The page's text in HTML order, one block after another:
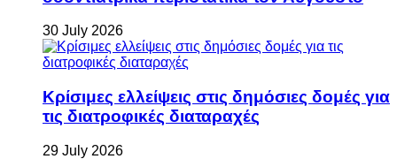
30 July 2026
Κρίσιμες ελλείψεις στις δημόσιες δομές για
τις διατροφικές διαταραχές
29 July 2026